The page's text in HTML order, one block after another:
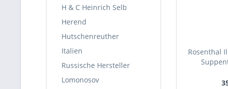
H & C Heinrich Selb
Herend
Hutschenreuther
Italien
Russische Hersteller
Lomonosov
Rosenthal